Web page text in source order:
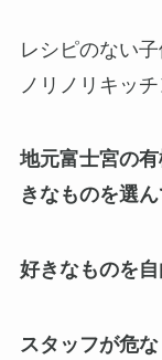
レシピのない
ノリノリキッ
地元富士宮の
きなものを選
好きなものを自
スタッフが危